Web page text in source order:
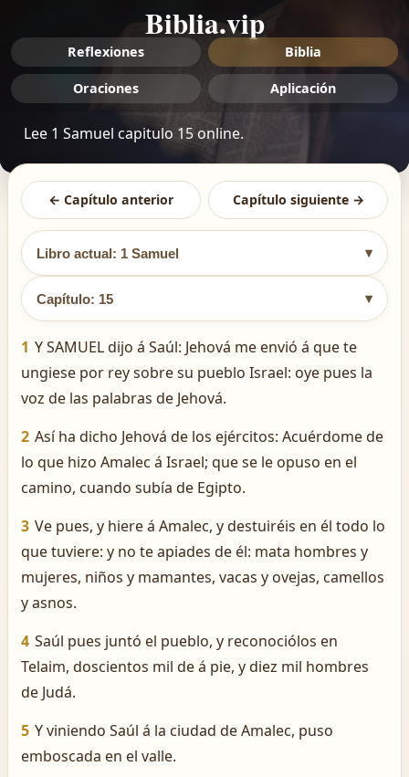
Biblia.vip
Reflexiones Biblia
Oraciones Aplicación
Lee 1 Samuel capitulo 15 online.
← Capítulo anterior Capítulo siguiente →
Libro actual: 1 Samuel ▾
Capítulo: 15 ▾
1 Y SAMUEL dijo á Saúl: Jehová me envió á que te
ungiese por rey sobre su pueblo Israel: oye pues la
voz de las palabras de Jehová.
2 Así ha dicho Jehová de los ejércitos: Acuérdome de
lo que hizo Amalec á Israel; que se le opuso en el
camino, cuando subía de Egipto.
3 Ve pues, y hiere á Amalec, y destuiréis en él todo lo
que tuviere: y no te apiades de él: mata hombres y
mujeres, niños y mamantes, vacas y ovejas, camellos
y asnos.
4 Saúl pues juntó el pueblo, y reconociólos en
Telaim, doscientos mil de á pie, y diez mil hombres
de Judá.
5 Y viniendo Saúl á la ciudad de Amalec, puso
emboscada en el valle.